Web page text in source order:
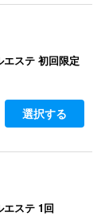
ステ 初回限定
選択する
ステ 1回